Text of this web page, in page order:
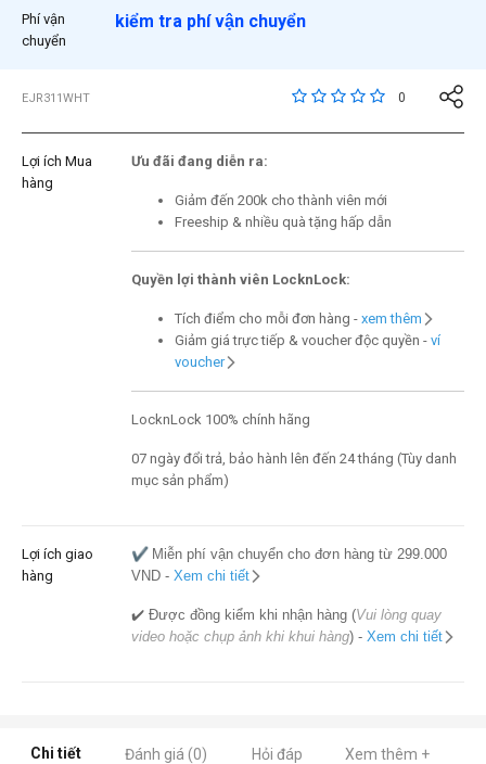
Phí vận
chuyển
kiểm tra phí vận chuyển
EJR311WHT 5 trên đánh giá của 5
0
Lợi ích Mua
hàng
Ưu đãi đang diễn ra:
Giảm đến 200k cho thành viên mới
Freeship & nhiều quà tặng hấp dẫn
Quyền lợi thành viên LocknLock:
Tích điểm cho mỗi đơn hàng - xem thêm
Giảm giá trực tiếp & voucher độc quyền - ví
voucher
LocknLock 100% chính hãng
07 ngày đổi trả, bảo hành lên đến 24 tháng (Tùy danh
mục sản phẩm)
Lợi ích giao
hàng
✔️ Miễn phí vận chuyển cho đơn hàng từ 299.000
VND - Xem chi tiết
✔️ Được đồng kiểm khi nhận hàng (Vui lòng quay
video hoặc chụp ảnh khi khui hàng) - Xem chi tiết
Chi tiết Đánh giá (0) Hỏi đáp Xem thêm +